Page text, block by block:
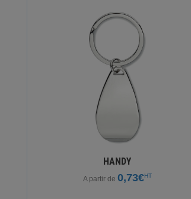
HANDY
A partir de 0,73€HT